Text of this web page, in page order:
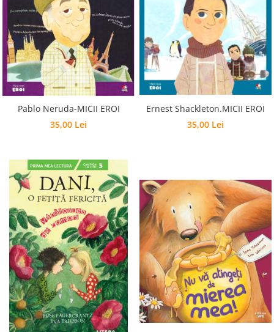
Pablo Neruda-MICII EROI
35,00 Lei
Ernest Shackleton.MICII EROI
35,00 Lei